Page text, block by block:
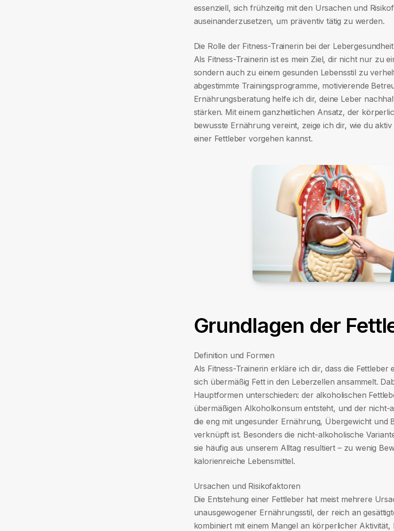
essenziell, sich frühzeitig mit den Ursachen und
auseinanderzusetzen, um präventiv tätig zu werden.
Die Rolle der Fitness-Trainerin bei der Lebergesundheit
Als Fitness-Trainerin ist es mein Ziel, dir nicht nur zu
sondern auch zu einem gesunden Lebensstil zu
abgestimmte Trainingsprogramme, motivierende
Ernährungsberatung helfe ich dir, deine Leber
stärken. Mit einem ganzheitlichen Ansatz, der
bewusste Ernährung vereint, zeige ich dir, wie du aktiv
einer Fettleber vorgehen kannst.
Grundlagen der
Definition und Formen
Als Fitness-Trainerin erkläre ich dir, dass die Fettleber
sich übermäßig Fett in den Leberzellen ansammelt.
Hauptformen unterschieden: der alkoholischen
übermäßigen Alkoholkonsum entsteht, und der nicht-
die eng mit ungesunder Ernährung, Übergewicht und
verknüpft ist. Besonders die nicht-alkoholische
sie häufig aus unserem Alltag resultiert – zu wenig
kalorienreiche Lebensmittel.
Ursachen und Risikofaktoren
Die Entstehung einer Fettleber hat meist mehrere
unausgewogener Ernährungsstil, der reich an
kombiniert mit einem Mangel an körperlicher Aktivität,